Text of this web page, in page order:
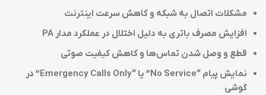
مشکلات اتصال به شبکه و کاهش سرعت اینترنت
افزایش مصرف باتری به دلیل اختلال در عملکرد مدار PA
قطع و وصل شدن تماس‌ها و کاهش کیفیت صوتی
نمایش پیام “No Service” یا “Emergency Calls Only” در
گوشی